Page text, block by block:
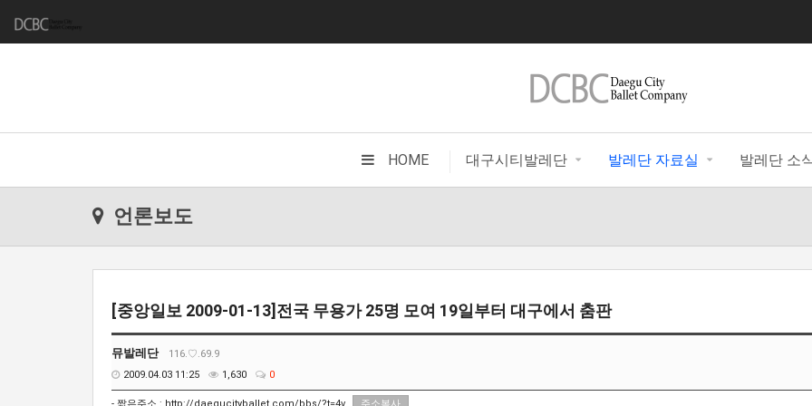
HOME 대구시티발레단 발레단 자료실 발레단 소
언론보도
[중앙일보 2009-01-13]전국 무용가 25명 모여 19일부터 대구에서 춤판
뮤발레단
116.♡.69.9
2009.04.03 11:25
1,630 0